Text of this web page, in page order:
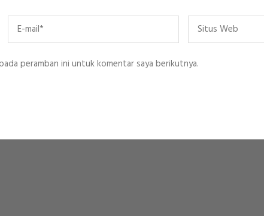
Email
Situs
Web
peramban ini untuk komentar saya berikutnya.